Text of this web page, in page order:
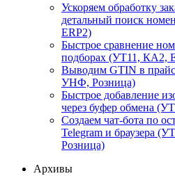
Ускоряем обработку
детальный поиск
ERP2)
Быстрое сравнение
подборах (УТ11, КА2,
Выводим GTIN в
УНФ, Розница)
Быстрое добавление
через буфер обмена
Создаем чат-бота по
Telegram и браузера
Розница)
Архивы